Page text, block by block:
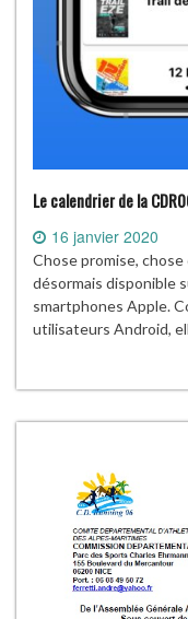
Le calendrier de la
16 janvier 2020
Chose promise,
désormais disponible
smartphones Apple.
utilisateurs Android,